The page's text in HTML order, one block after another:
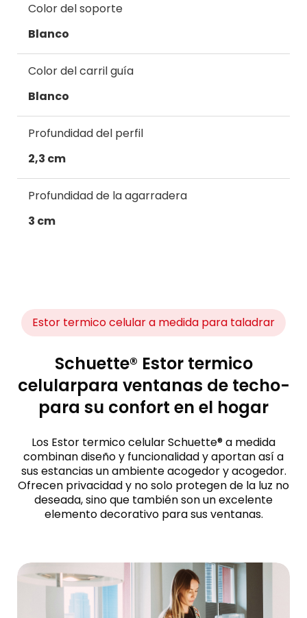
Color del soporte
Blanco
Color del carril guía
Blanco
Profundidad del perfil
2,3 cm
Profundidad de la agarradera
3 cm
Estor termico celular a medida para taladrar
Schuette® Estor termico
celularpara ventanas de techo-
para su confort en el hogar
Los Estor termico celular Schuette® a medida
combinan diseño y funcionalidad y aportan así a
sus estancias un ambiente acogedor y acogedor.
Ofrecen privacidad y no solo protegen de la luz no
deseada, sino que también son un excelente
elemento decorativo para sus ventanas.